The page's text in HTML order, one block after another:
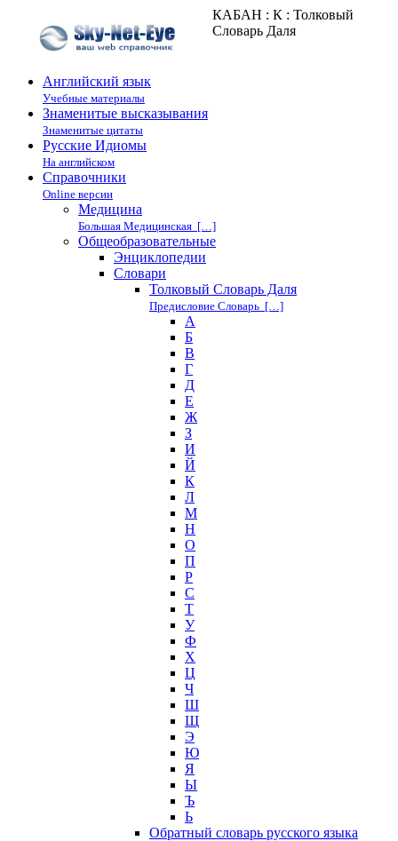
КАБАН : К : Толковый
Словарь Даля
Английский язык
Учебные материалы
Знаменитые высказывания
Знаменитые цитаты
Русские Идиомы
На английском
Справочники
Online версии
Медицина
Большая Медицинская […]
Общеобразовательные
Энциклопедии
Cловари
Толковый Словарь Даля
Предисловие Словарь […]
А
Б
В
Г
Д
Е
Ж
З
И
Й
К
Л
М
Н
О
П
Р
С
Т
У
Ф
Х
Ц
Ч
Ш
Щ
Э
Ю
Я
Ы
Ъ
Ь
Обратный словарь русского языка